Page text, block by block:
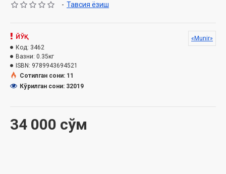
Ҳажми : 192 бет
Муқоваси:
Ўзбекистон Республикаси Вазирлар Маҳкамаси
ҳузуридаги Дин ишлари бўйича қўмитанинг 2021 йил 28
январдаги 03-07/570-сонли хулосаси асосида тайёрланди
- Тавсия ёзиш
34 000 сўм
ЙЎҚ
Код: 3462
Вазни: 0.35кг
ISBN: 9789943694521
«Munir»
Сотилган сони: 11
Кўрилган сони: 32019